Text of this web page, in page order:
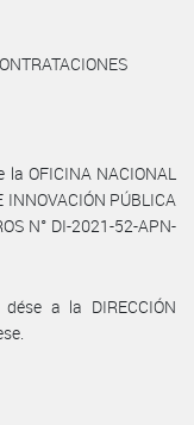
OFICINA NACIONAL
INNOVACIÓN PÚBLICA
N° DI-2021-52-APN-
dése a la DIRECCIÓN